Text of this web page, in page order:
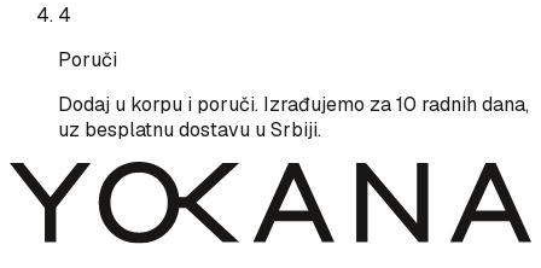
4
Poruči
Dodaj u korpu i poruči. Izrađujemo za 10 radnih dana,
uz besplatnu dostavu u Srbiji.